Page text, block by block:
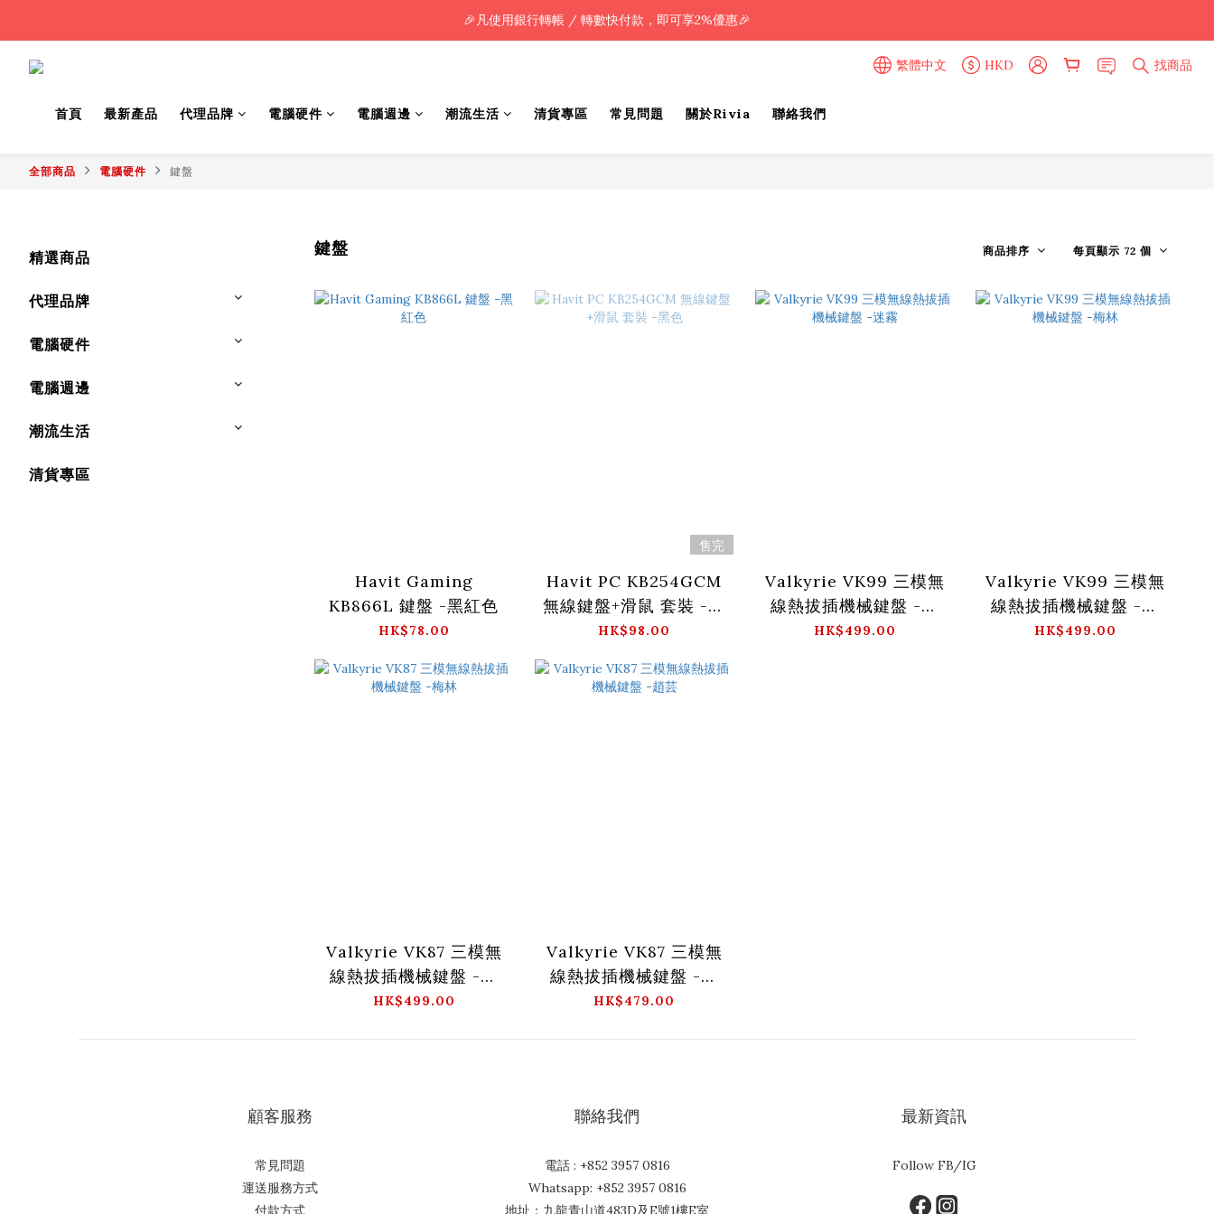
🎉凡使用銀行轉帳 / 轉數快付款，即可享2%優惠🎉
🎉凡使用銀行轉帳 / 轉數快付款，即可享2%優惠🎉
繁體中文 HKD 找商品
首頁 最新產品 代理品牌 電腦硬件 電腦週邊 潮流生活 清貨專區 常見問題 關於Rivia 聯絡我們
全部商品 電腦硬件 鍵盤
精選商品
代理品牌
電腦硬件
電腦週邊
潮流生活
清貨專區
鍵盤 商品排序 每頁顯示 72 個
Havit Gaming
KB866L 鍵盤 -黑紅色
HK$78.00
售完
Havit PC KB254GCM
無線鍵盤+滑鼠 套裝 -黑
色
HK$98.00
Valkyrie VK99 三模無
線熱拔插機械鍵盤 -迷
霧
HK$499.00
Valkyrie VK99 三模無
線熱拔插機械鍵盤 -梅
林
HK$499.00
Valkyrie VK87 三模無
線熱拔插機械鍵盤 -梅
林
HK$499.00
Valkyrie VK87 三模無
線熱拔插機械鍵盤 -趙
芸
HK$479.00
顧客服務
常見問題
運送服務方式
付款方式
聯絡我們
電話 : +852 3957 0816
Whatsapp: +852 3957 0816
地址：九龍青山道483D及E號1樓E室
最新資訊
Follow FB/IG